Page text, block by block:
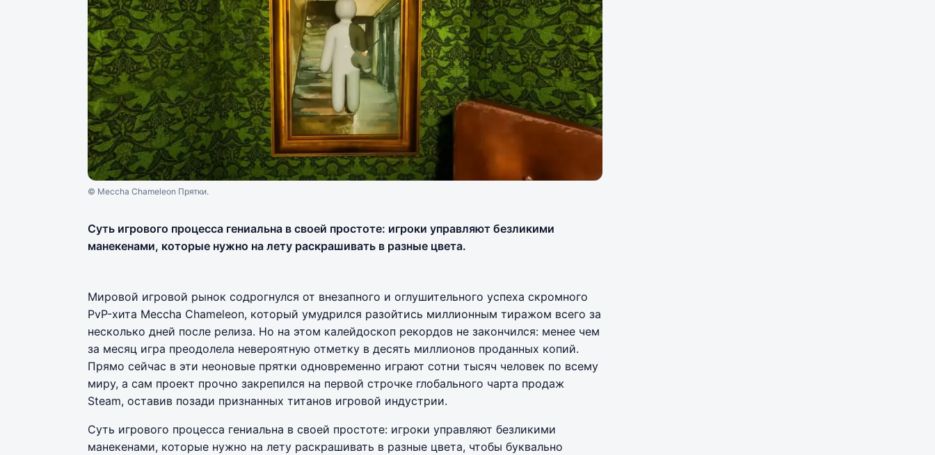
© Meccha Chameleon Прятки.
Суть игрового процесса гениальна в своей простоте: игроки управляют безликими
манекенами, которые нужно на лету раскрашивать в разные цвета.
Мировой игровой рынок содрогнулся от внезапного и оглушительного успеха скромного
PvP-хита Meccha Chameleon, который умудрился разойтись миллионным тиражом всего за
несколько дней после релиза. Но на этом калейдоскоп рекордов не закончился: менее чем
за месяц игра преодолела невероятную отметку в десять миллионов проданных копий.
Прямо сейчас в эти неоновые прятки одновременно играют сотни тысяч человек по всему
миру, а сам проект прочно закрепился на первой строчке глобального чарта продаж
Steam, оставив позади признанных титанов игровой индустрии.
Суть игрового процесса гениальна в своей простоте: игроки управляют безликими
манекенами, которые нужно на лету раскрашивать в разные цвета, чтобы буквально